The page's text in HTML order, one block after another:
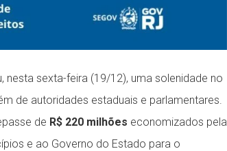
nesta sexta-feira (19/12), uma solenidade no
de autoridades estaduais e parlamentares.
de R$ 220 milhões economizados pela
e ao Governo do Estado para o